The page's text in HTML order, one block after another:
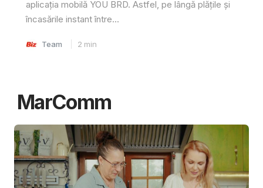
aplicația mobilă YOU BRD. Astfel, pe lângă plățile și
încasările instant între...
Team 2 min
MarComm